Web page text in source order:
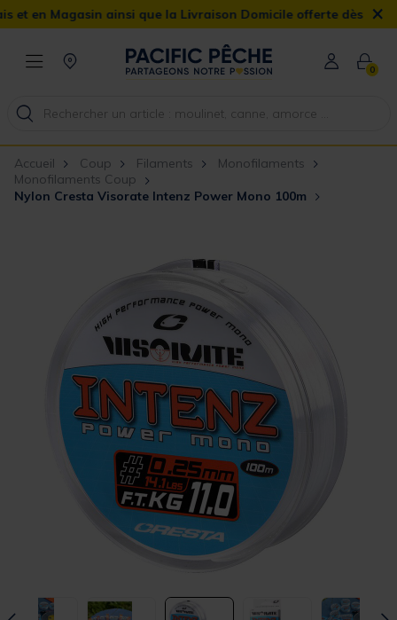
ainsi que la Livraison Domicile offerte dès 90€ ×
0
Accueil Coup Filaments
Monofilaments
Monofilaments Coup
Nylon Cresta Visorate Intenz Power Mono 100m